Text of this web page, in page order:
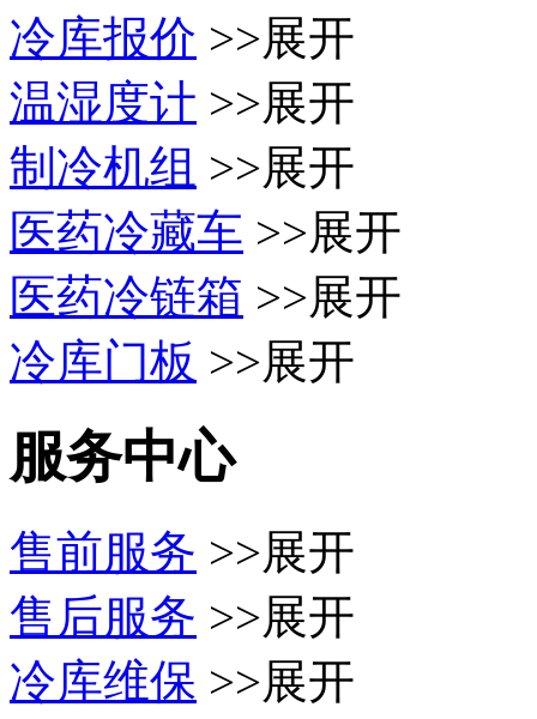
冷库报价 >>展开
温湿度计 >>展开
制冷机组 >>展开
医药冷藏车 >>展开
医药冷链箱 >>展开
冷库门板 >>展开
服务中心
售前服务 >>展开
售后服务 >>展开
冷库维保 >>展开